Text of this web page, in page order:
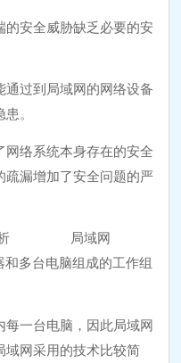
安全威胁缺乏必要的安
过到局域网的网络设备
。
络系统本身存在的安全
漏增加了安全问题的严
析 局域网
和多台电脑组成的工作组
一台电脑，因此局域网
域网采用的技术比较简